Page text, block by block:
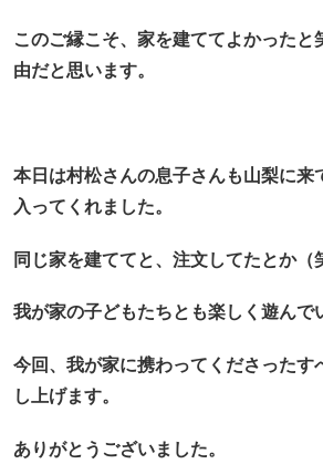
このご縁こそ、家を建ててよかったと
由だと思います。
本日は村松さんの息子さんも山梨に来
入ってくれました。
同じ家を建ててと、注文してたとか（
我が家の子どもたちとも楽しく遊んで
今回、我が家に携わってくださったす
し上げます。
ありがとうございました。